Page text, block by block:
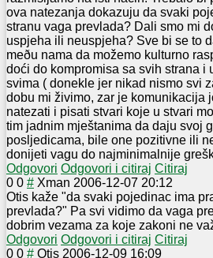
ova natezanja dokazuju da svaki
stranu vaga prevlada? Dali smo mi
uspjeha ili neuspjeha? Sve bi se to
meðu nama da možemo kulturno
doći do kompromisa sa svih strana
svima ( donekle jer nikad nismo svi
dobu mi živimo, zar je komunikacija
natezati i pisati stvari koje u stvari
tim jadnim mještanima da daju svoj
posljedicama, bile one pozitivne ili
donijeti vagu do najminimalnije
Odgovori Odgovori i citiraj Citiraj
0 0 # Xman 2006-12-07 20:12
Otis kaže "da svaki pojedinac ima
prevlada?" Pa svi vidimo da vaga
dobrim vezama za koje zakoni ne
Odgovori Odgovori i citiraj Citiraj
0 0 # Otis 2006-12-09 16:09